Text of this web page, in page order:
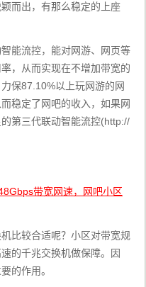
而出，有那么稳定的上座
能流控，能对网游、网页等
，从而实现在不增加带宽的
保87.10%以上玩网游的网
稳定了网吧的收入，如果网
第三代联动智能流控(http://
带宽网速，网吧小区
比较合适呢？小区对带宽规
的千兆交换机做保障。因
的作用。